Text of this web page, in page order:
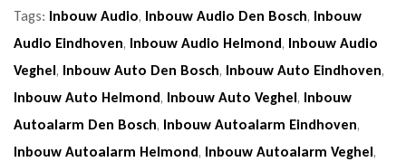
Tags: Inbouw Audio, Inbouw Audio Den Bosch, Inbouw
Audio Eindhoven, Inbouw Audio Helmond, Inbouw Audio
Veghel, Inbouw Auto Den Bosch, Inbouw Auto Eindhoven,
Inbouw Auto Helmond, Inbouw Auto Veghel, Inbouw
Autoalarm Den Bosch, Inbouw Autoalarm Eindhoven,
Inbouw Autoalarm Helmond, Inbouw Autoalarm Veghel,